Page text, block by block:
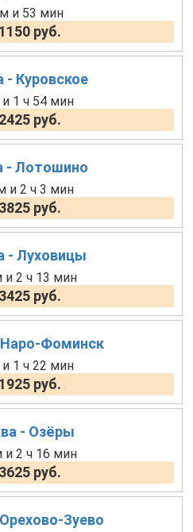
и 53 мин
руб.
- Куровское
1 ч 54 мин
руб.
- Лотошино
и 2 ч 3 мин
руб.
- Луховицы
и 2 ч 13 мин
руб.
Фоминск
1 ч 22 мин
руб.
- Озёры
и 2 ч 16 мин
руб.
Зуево